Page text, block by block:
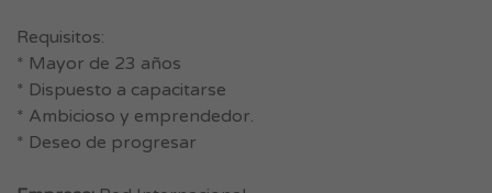
Requisitos:
* Mayor de 23 años
* Dispuesto a capacitarse
* Ambicioso y emprendedor.
* Deseo de progresar